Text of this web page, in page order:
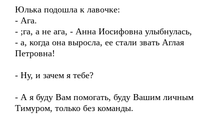
Юлька подошла к лавочке:
- Ага.
- ;га, а не ага, - Анна Иосифовна улыбнулась,
- а, когда она выросла, ее стали звать Аглая
Петровна!
- Ну, и зачем я тебе?
- А я буду Вам помогать, буду Вашим личным
Тимуром, только без команды.